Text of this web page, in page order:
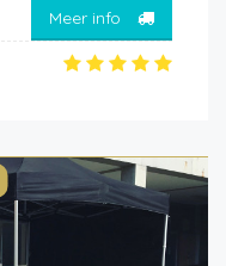
Meer info